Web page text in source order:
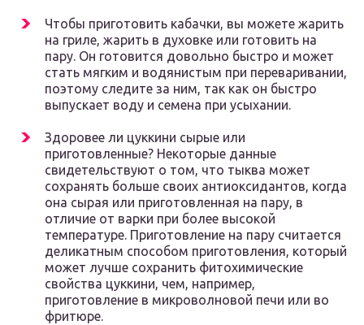
Чтобы приготовить кабачки, вы можете жарить
на гриле, жарить в духовке или готовить на
пару. Он готовится довольно быстро и может
стать мягким и водянистым при переваривании,
поэтому следите за ним, так как он быстро
выпускает воду и семена при усыхании.
Здоровее ли цуккини сырые или
приготовленные? Некоторые данные
свидетельствуют о том, что тыква может
сохранять больше своих антиоксидантов, когда
она сырая или приготовленная на пару, в
отличие от варки при более высокой
температуре. Приготовление на пару считается
деликатным способом приготовления, который
может лучше сохранить фитохимические
свойства цуккини, чем, например,
приготовление в микроволновой печи или во
фритюре.